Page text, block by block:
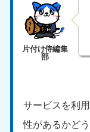
サービスを利
性があるかど